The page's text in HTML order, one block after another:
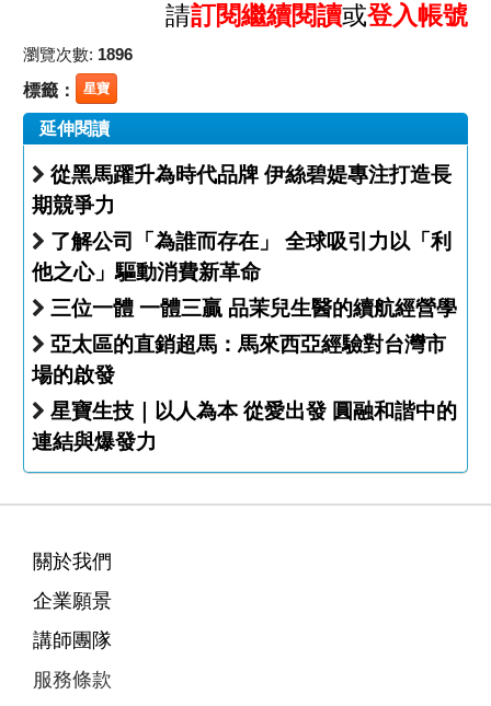
請訂閱繼續閱讀或登入帳號
瀏覽次數: 1896
標籤： 星寶
延伸閱讀
從黑馬躍升為時代品牌 伊絲碧媞專注打造長
期競爭力
了解公司「為誰而存在」 全球吸引力以「利
他之心」驅動消費新革命
三位一體 一體三贏 品茉兒生醫的續航經營學
亞太區的直銷超馬：馬來西亞經驗對台灣市
場的啟發
星寶生技｜以人為本 從愛出發 圓融和諧中的
連結與爆發力
關於我們
企業願景
講師團隊
服務條款